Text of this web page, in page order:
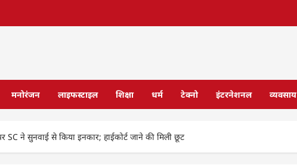
मनोरंजन लाइफस्टाइल शिक्षा धर्म टेक्नो इंटरनेशनल व्यवसाय
ने सुनवाई से किया इनकार; हाईकोर्ट जाने की मिली छूट